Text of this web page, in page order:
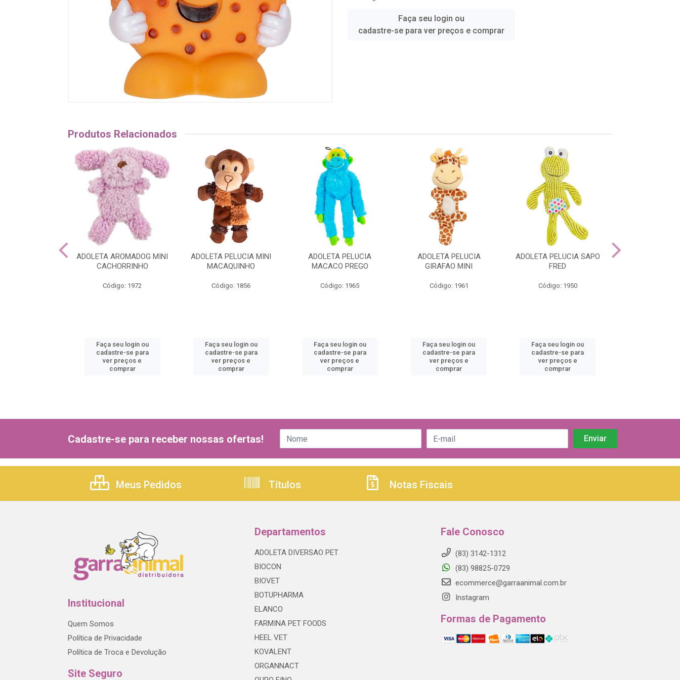
Faça seu login ou
cadastre-se para ver preços e comprar
Produtos Relacionados
ADOLETA AROMADOG MINI
CACHORRINHO
Código: 1972
Faça seu login ou
cadastre-se para
ver preços e
comprar
ADOLETA PELUCIA MINI
MACAQUINHO
Código: 1856
Faça seu login ou
cadastre-se para
ver preços e
comprar
ADOLETA PELUCIA
MACACO PREGO
Código: 1965
Faça seu login ou
cadastre-se para
ver preços e
comprar
ADOLETA PELUCIA
GIRAFAO MINI
Código: 1961
Faça seu login ou
cadastre-se para
ver preços e
comprar
ADOLETA PELUCIA SAPO
FRED
Código: 1950
Faça seu login ou
cadastre-se para
ver preços e
comprar
Cadastre-se para receber nossas ofertas!
Meus Pedidos Títulos Notas Fiscais
Institucional
Quem Somos
Política de Privacidade
Política de Troca e Devolução
Site Seguro
Departamentos
ADOLETA DIVERSAO PET
BIOCON
BIOVET
BOTUPHARMA
ELANCO
FARMINA PET FOODS
HEEL VET
KOVALENT
ORGANNACT
Fale Conosco
(83) 3142-1312
(83) 98825-0729
ecommerce@garraanimal.com.br
Instagram
Formas de Pagamento